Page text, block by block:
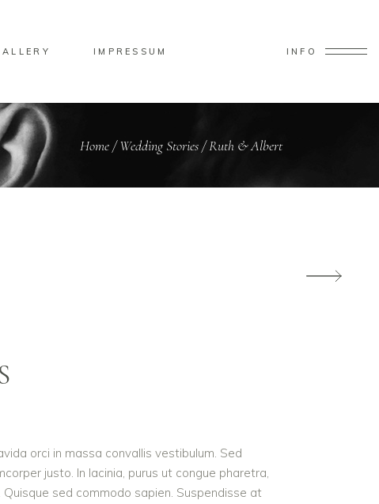
IMPRESSUM INFO
Home/Wedding Stories/Ruth & Albert
orci in massa convallis vestibulum. Sed
justo. In lacinia, purus ut congue pharetra,
sed commodo sapien. Suspendisse at